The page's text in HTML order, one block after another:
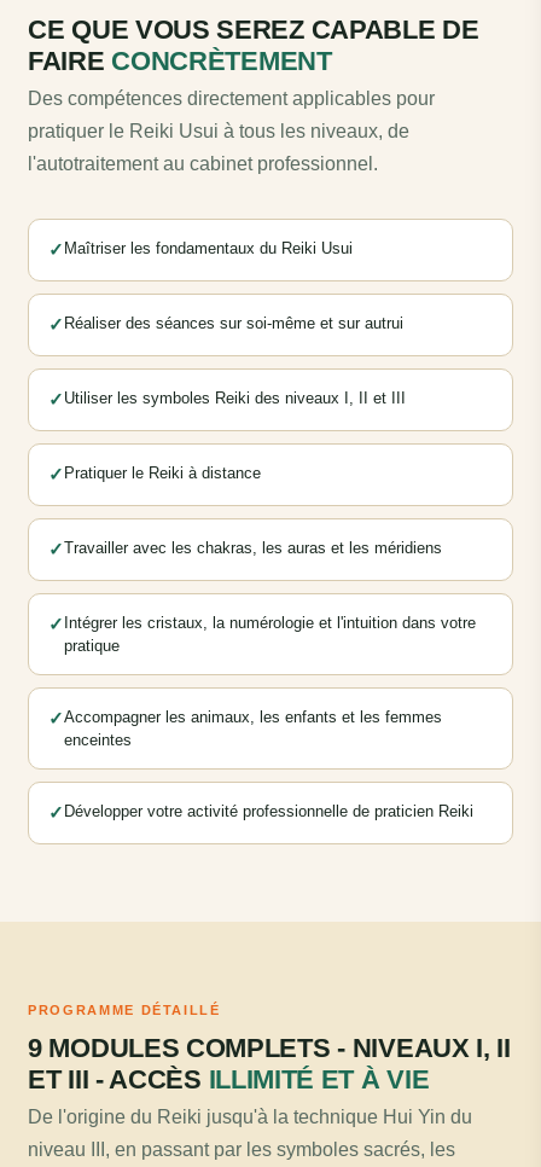
CE QUE VOUS SEREZ CAPABLE DE
FAIRE CONCRÈTEMENT
Des compétences directement applicables pour
pratiquer le Reiki Usui à tous les niveaux, de
l'autotraitement au cabinet professionnel.
✓ Maîtriser les fondamentaux du Reiki Usui
✓ Réaliser des séances sur soi-même et sur autrui
✓ Utiliser les symboles Reiki des niveaux I, II et III
✓ Pratiquer le Reiki à distance
✓Travailler avec les chakras, les auras et les méridiens
✓ Intégrer les cristaux, la numérologie et l'intuition dans votre
pratique
✓Accompagner les animaux, les enfants et les femmes
enceintes
✓ Développer votre activité professionnelle de praticien Reiki
PROGRAMME DÉTAILLÉ
9 MODULES COMPLETS - NIVEAUX I, II
ET III - ACCÈS ILLIMITÉ ET À VIE
De l'origine du Reiki jusqu'à la technique Hui Yin du
niveau III, en passant par les symboles sacrés, les